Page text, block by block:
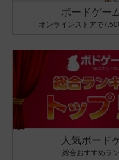
ボードゲー
オンラインストアで
人気ボード
総合おすすめラ